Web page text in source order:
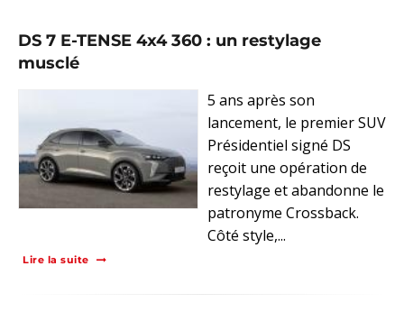
DS 7 E-TENSE 4x4 360 : un restylage
musclé
5 ans après son
lancement, le premier SUV
Présidentiel signé DS
reçoit une opération de
restylage et abandonne le
patronyme Crossback.
Côté style,...
Lire la suite